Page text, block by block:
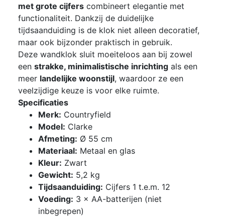
met grote cijferscombineert elegantie met
functionaliteit. Dankzij de duidelijke
tijdsaanduiding is de klok niet alleen decoratief,
maar ook bijzonder praktisch in gebruik.
Deze wandklok sluit moeiteloos aan bij zowel
een strakke, minimalistische inrichtingals een
meer landelijke woonstijl, waardoor ze een
veelzijdige keuze is voor elke ruimte.
Specificaties
Merk: Countryfield
Model: Clarke
Afmeting: Ø 55 cm
Materiaal: Metaal en glas
Kleur: Zwart
Gewicht: 5,2 kg
Tijdsaanduiding: Cijfers 1 t.e.m. 12
Voeding: 3 × AA-batterijen (niet
inbegrepen)